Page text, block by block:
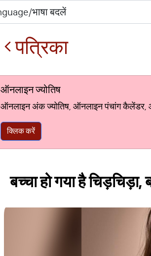
पत्रिका
ऑनलाइन ज्योतिष
ऑनलाइन अंक ज्योतिष, ऑनलाइन पंचांग कैलेंडर,
क्लिक करें
बच्चा हो गया है